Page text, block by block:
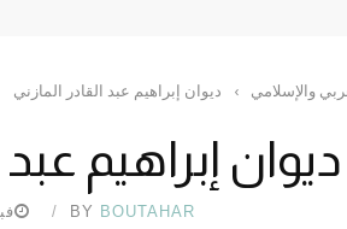
of islam
والإسلامي › ديوان إبراهيم عبد القادر المازني
ديوان إبراهيم عبد
BY BOUTAHAR